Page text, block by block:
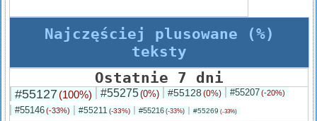
Najczęściej plusowane (%)
teksty
Ostatnie 7 dni
#55127 (100%) #55275(0%) #55128 (0%) #55207(-20%)
#55146(-33%) #55211 (-33%) #55216 (-33%) #55269 (-33%)